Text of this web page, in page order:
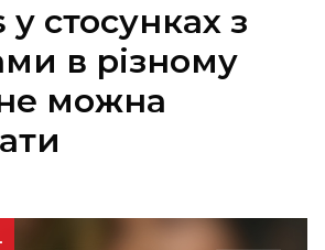
у стосунках з
в різному
можна